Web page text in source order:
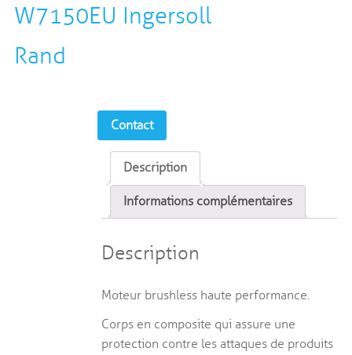
W7150EU Ingersoll
Rand
Contact
Description
Informations complémentaires
Description
Moteur brushless haute performance.
Corps en composite qui assure une
protection contre les attaques de produits